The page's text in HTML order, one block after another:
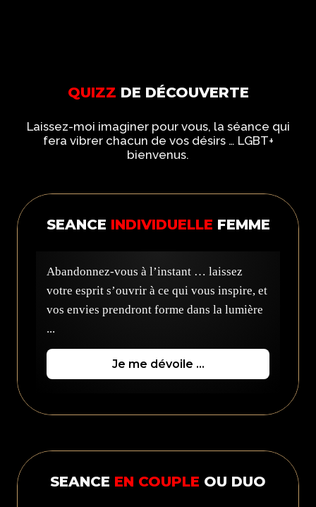
QUIZZ DE DÉCOUVERTE
Laissez-moi imaginer pour vous, la séance qui
fera vibrer chacun de vos désirs … LGBT+
bienvenus.
SEANCE INDIVIDUELLE FEMME
Abandonnez-vous à l’instant … laissez
votre esprit s’ouvrir à ce qui vous inspire, et
vos envies prendront forme dans la lumière
...
Je me dévoile …
SEANCE EN COUPLE OU DUO